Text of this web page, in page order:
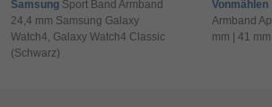
Samsung Sport Band Armband
24,4 mm Samsung Galaxy
Watch4, Galaxy Watch4 Classic
(Schwarz)
Vonmählen
Armband
mm | 41